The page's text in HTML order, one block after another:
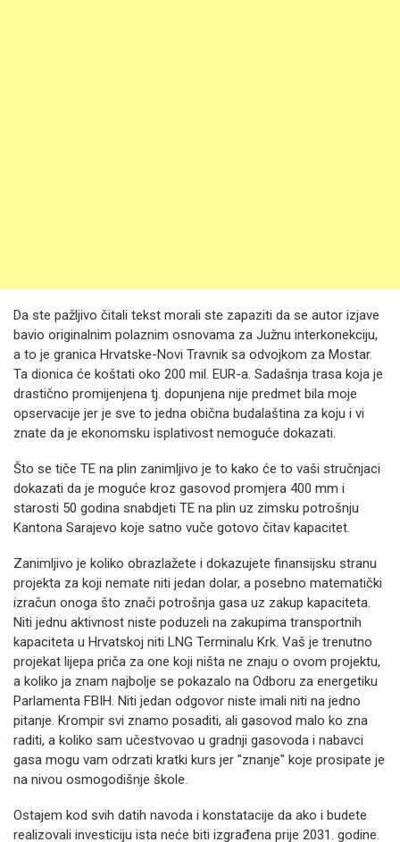
Da ste pažljivo čitali tekst morali ste zapaziti da se autor izjave
bavio originalnim polaznim osnovama za Južnu interkonekciju,
a to je granica Hrvatske-Novi Travnik sa odvojkom za Mostar.
Ta dionica će koštati oko 200 mil. EUR-a. Sadašnja trasa koja je
drastično promijenjena tj. dopunjena nije predmet bila moje
opservacije jer je sve to jedna obična budalaština za koju i vi
znate da je ekonomsku isplativost nemoguće dokazati.
Što se tiče TE na plin zanimljivo je to kako će to vaši stručnjaci
dokazati da je moguće kroz gasovod promjera 400 mm i
starosti 50 godina snabdjeti TE na plin uz zimsku potrošnju
Kantona Sarajevo koje satno vuče gotovo čitav kapacitet.
Zanimljivo je koliko obrazlažete i dokazujete finansijsku stranu
projekta za koji nemate niti jedan dolar, a posebno matematički
izračun onoga što znači potrošnja gasa uz zakup kapaciteta.
Niti jednu aktivnost niste poduzeli na zakupima transportnih
kapaciteta u Hrvatskoj niti LNG Terminalu Krk. Vaš je trenutno
projekat lijepa priča za one koji ništa ne znaju o ovom projektu,
a koliko ja znam najbolje se pokazalo na Odboru za energetiku
Parlamenta FBIH. Niti jedan odgovor niste imali niti na jedno
pitanje. Krompir svi znamo posaditi, ali gasovod malo ko zna
raditi, a koliko sam učestvovao u gradnji gasovoda i nabavci
gasa mogu vam odrzati kratki kurs jer "znanje" koje prosipate je
na nivou osmogodišnje škole.
Ostajem kod svih datih navoda i konstatacije da ako i budete
realizovali investiciju ista neće biti izgrađena prije 2031. godine.